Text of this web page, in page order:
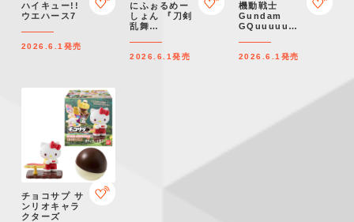
ハイキュー!!
ウエハース7
2026.6.1 発売
にふぉるめー
しょん 『刀剣
乱舞
ス3
2026.6.1発売
機動戦士
Gundam
GQuuuuuuX
2026.6.1 発売
チョコサプ サ
ンリオキャラ
クターズ